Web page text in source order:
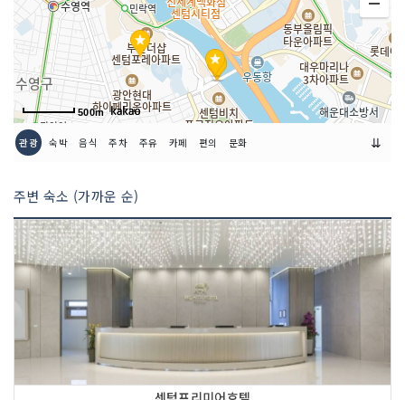
판매 품목 유기 / 도자기
판매 품목별 가격
도자기 그릇(식기) 2,000~1,545,000원
도자기소품 25,000~2,000,000원
다기 164,000~600,000원
규모 지상 7층
500m
관광 숙박 음식 주차 주유 카페 편의 문화 ⇊
주변 숙소 (가까운 순)